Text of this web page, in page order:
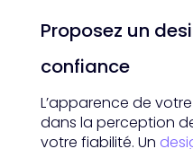
Proposez un
confiance
L’apparence de
dans la perception
votre fiabilité. Un